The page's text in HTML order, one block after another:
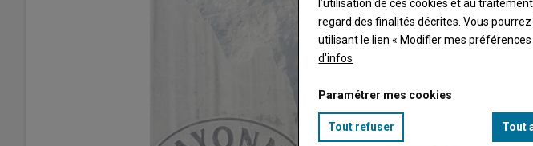
l’utilisation de ces cookies et au
regard des finalités décrites. Vous
utilisant le lien « Modifier mes préférences
d'infos
Paramétrer mes cookies
Tout refuser Tout